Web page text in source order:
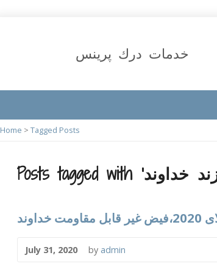
خدمات درك پرينس
Home > Tagged Posts
July 31, 2020 by admin